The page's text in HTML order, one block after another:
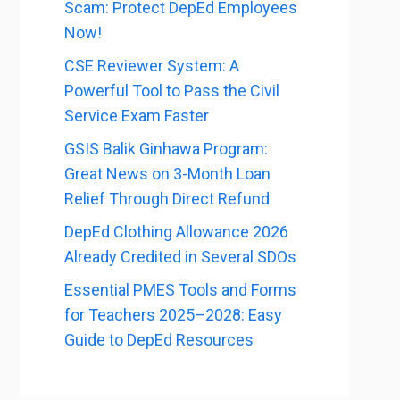
Scam: Protect DepEd Employees
Now!
CSE Reviewer System: A
Powerful Tool to Pass the Civil
Service Exam Faster
GSIS Balik Ginhawa Program:
Great News on 3-Month Loan
Relief Through Direct Refund
DepEd Clothing Allowance 2026
Already Credited in Several SDOs
Essential PMES Tools and Forms
for Teachers 2025–2028: Easy
Guide to DepEd Resources